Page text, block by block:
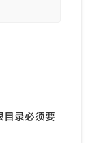
目录必须要